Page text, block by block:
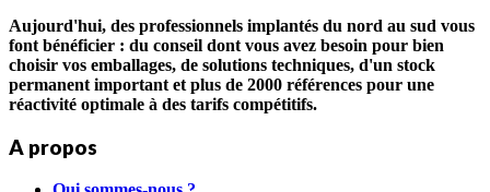
Aujourd'hui, des professionnels implantés du nord au sud vous
font bénéficier : du conseil dont vous avez besoin pour bien
choisir vos emballages, de solutions techniques, d'un stock
permanent important et plus de 2000 références pour une
réactivité optimale à des tarifs compétitifs.
A propos